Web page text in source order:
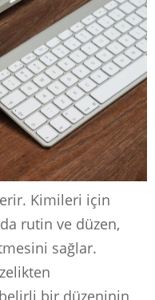
Kimileri için
rutin ve düzen,
sağlar.